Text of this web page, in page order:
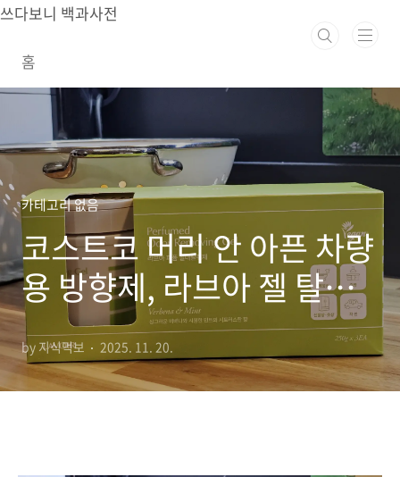
본문 바로가기
쓰다보니 백과사전
홈
카테고리 없음
코스트코 머리 안 아픈 차량
용 방향제, 라브아 젤 탈취
제 성분 분석 (내돈내산)
by 지식먹보 2025. 11. 20.